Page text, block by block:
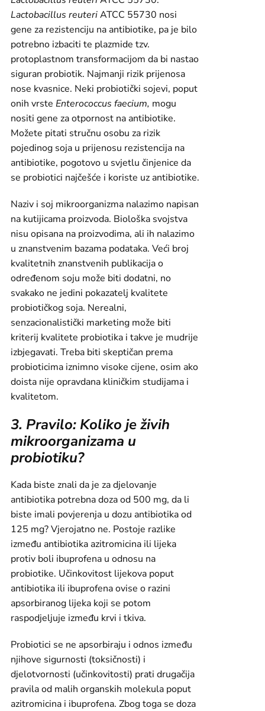
Lactobacillus reuteriATCC 55730 nosi
gene za rezistenciju na antibiotike, pa je bilo
potrebno izbaciti te plazmide tzv.
protoplastnom transformacijom da bi nastao
siguran probiotik. Najmanji rizik prijenosa
nose kvasnice. Neki probiotički sojevi, poput
onih vrste Enterococcus faecium, mogu
nositi gene za otpornost na antibiotike.
Možete pitati stručnu osobu za rizik
pojedinog soja u prijenosu rezistencija na
antibiotike, pogotovo u svjetlu činjenice da
se probiotici najčešće i koriste uz antibiotike.
Naziv i soj mikroorganizma nalazimo napisan
na kutijicama proizvoda. Biološka svojstva
nisu opisana na proizvodima, ali ih nalazimo
u znanstvenim bazama podataka. Veći broj
kvalitetnih znanstvenih publikacija o
određenom soju može biti dodatni, no
svakako ne jedini pokazatelj kvalitete
probiotičkog soja. Nerealni,
senzacionalistički marketing može biti
kriterij kvalitete probiotika i takve je mudrije
izbjegavati. Treba biti skeptičan prema
probioticima iznimno visoke cijene, osim ako
doista nije opravdana kliničkim studijama i
kvalitetom.
3. Pravilo: Koliko je živih
mikroorganizama u
probiotiku?
Kada biste znali da je za djelovanje
antibiotika potrebna doza od 500 mg, da li
biste imali povjerenja u dozu antibiotika od
125 mg? Vjerojatno ne. Postoje razlike
između antibiotika azitromicina ili lijeka
protiv boli ibuprofena u odnosu na
probiotike. Učinkovitost lijekova poput
antibiotika ili ibuprofena ovise o razini
apsorbiranog lijeka koji se potom
raspodjeljuje između krvi i tkiva.
Probiotici se ne apsorbiraju i odnos između
njihove sigurnosti (toksičnosti) i
djelotvornosti (učinkovitosti) prati drugačija
pravila od malih organskih molekula poput
azitromicina i ibuprofena. Zbog toga se doza